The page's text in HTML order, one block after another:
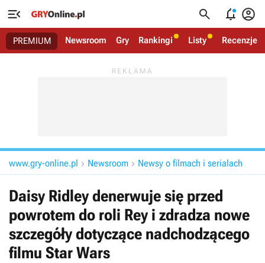
   
PREMIUM Newsroom Gry Rankingi Listy Recenzje
www.gry-online.pl  Newsroom  Newsy o filmach i serialach
Daisy Ridley denerwuje się przed
powrotem do roli Rey i zdradza nowe
szczegóły dotyczące nadchodzącego
filmu Star Wars